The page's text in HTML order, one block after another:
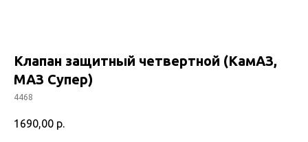
Клапан защитный четвертной (КамАЗ,
МАЗ Супер)
4468
1690,00 р.